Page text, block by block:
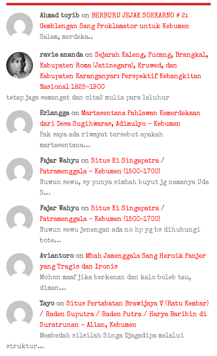
Ahmad toyib on BERBURU JEJAK SOEKARNO # 2:
Gemblengan Sang Proklamator untuk Kebumen
Salam, merdeka..
ravie ananda on Sejarah Kaleng, Pucang, Brangkal,
Kabupaten Roma (Jatinegara), Kruwed, dan
Kabupaten Karanganyar: Perspektif Kebangkitan
Nasional 1825-1900
tetap jaga semangat dan cita2 mulia para leluhur
Erlangga on Martasentana Pahlawan Kemerdekaan
dari Desa Sugihwaras, Adimulyo – Kebumen
Pak saya ada riwayat tersebut apakah
martasentana…
Fajar Wahyu on Situs Ki Singapatra /
Patramenggala – Kebumen (1500–1700)
Nuwun sewu, sy punya simbah buyut jg namanya Uda
S…
Fajar Wahyu on Situs Ki Singapatra /
Patramenggala – Kebumen (1500–1700)
Nuwun sewu jenengan ada no hp yg bs dihubungi
bote…
Aviantoro on Mbah Jamenggala Sang Heroik Panjer
yang Tragis dan Ironis
Mohon maaf jika berkenan dan kalo boleb tau,
diman…
Yayo on Situs Pertabatan Brawijaya V (Ratu Kembar)
/ Raden Suputra / Raden Putra / Harya Baribin di
Suratrunan – Alian, Kebumen
Membedah silsilah Singa Djagadipa melalui
struktur…